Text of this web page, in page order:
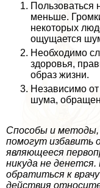
Пользоваться
меньше.
некоторых
ощущается
Необходимо
здоровья,
образ жизни.
Независимо
шума,
Способы и методы,
помогут избавить
являющееся
никуда не
обратиться к
действия